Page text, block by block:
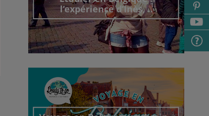
l’expérience d’Inès, ..
Découvrir cet interview